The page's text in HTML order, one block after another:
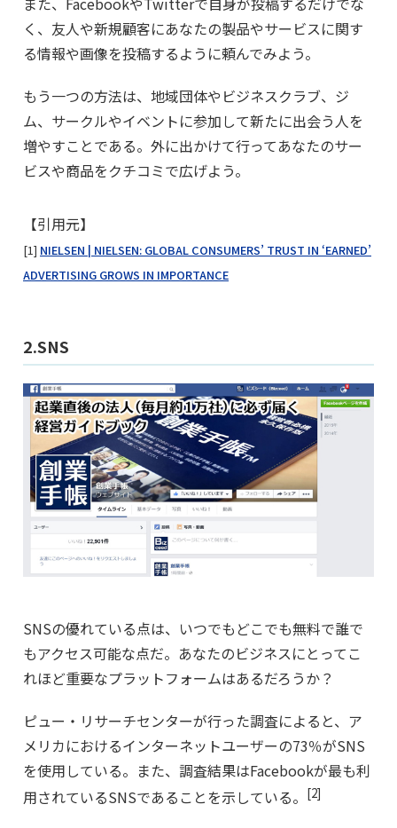
く、友人や新規顧客にあなたの製品やサービスに関す
る情報や画像を投稿するように頼んでみよう。
もう一つの方法は、地域団体やビジネスクラブ、ジ
ム、サークルやイベントに参加して新たに出会う人を
増やすことである。外に出かけて行ってあなたのサー
ビスや商品をクチコミで広げよう。
【引用元】
[1] NIELSEN | NIELSEN: GLOBAL CONSUMERS’ TRUST IN ‘EARNED’
ADVERTISING GROWS IN IMPORTANCE
2.SNS
SNSの優れている点は、いつでもどこでも無料で誰で
もアクセス可能な点だ。あなたのビジネスにとってこ
れほど重要なプラットフォームはあるだろうか？
ピュー・リサーチセンターが行った調査によると、ア
メリカにおけるインターネットユーザーの73％がSNS
を使用している。また、調査結果はFacebookが最も利
用されているSNSであることを示している。 [2]